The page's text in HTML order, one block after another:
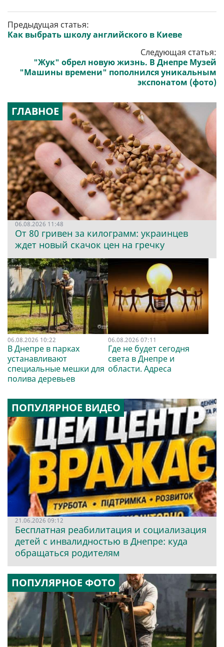
Предыдущая статья:
Как выбрать школу английского в Киеве
Следующая статья:
"Жук" обрел новую жизнь. В Днепре Музей
"Машины времени" пополнился уникальным
экспонатом (фото)
ГЛАВНОЕ
06.08.2026 11:48
От 80 гривен за килограмм: украинцев
ждет новый скачок цен на гречку
06.08.2026 10:22
В Днепре в парках
устанавливают
специальные мешки для
полива деревьев
06.08.2026 07:11
Где не будет сегодня
света в Днепре и
области. Адреса
ПОПУЛЯРНОЕ ВИДЕО
21.06.2026 09:12
Бесплатная реабилитация и социализация
детей с инвалидностью в Днепре: куда
обращаться родителям
ПОПУЛЯРНОЕ ФОТО